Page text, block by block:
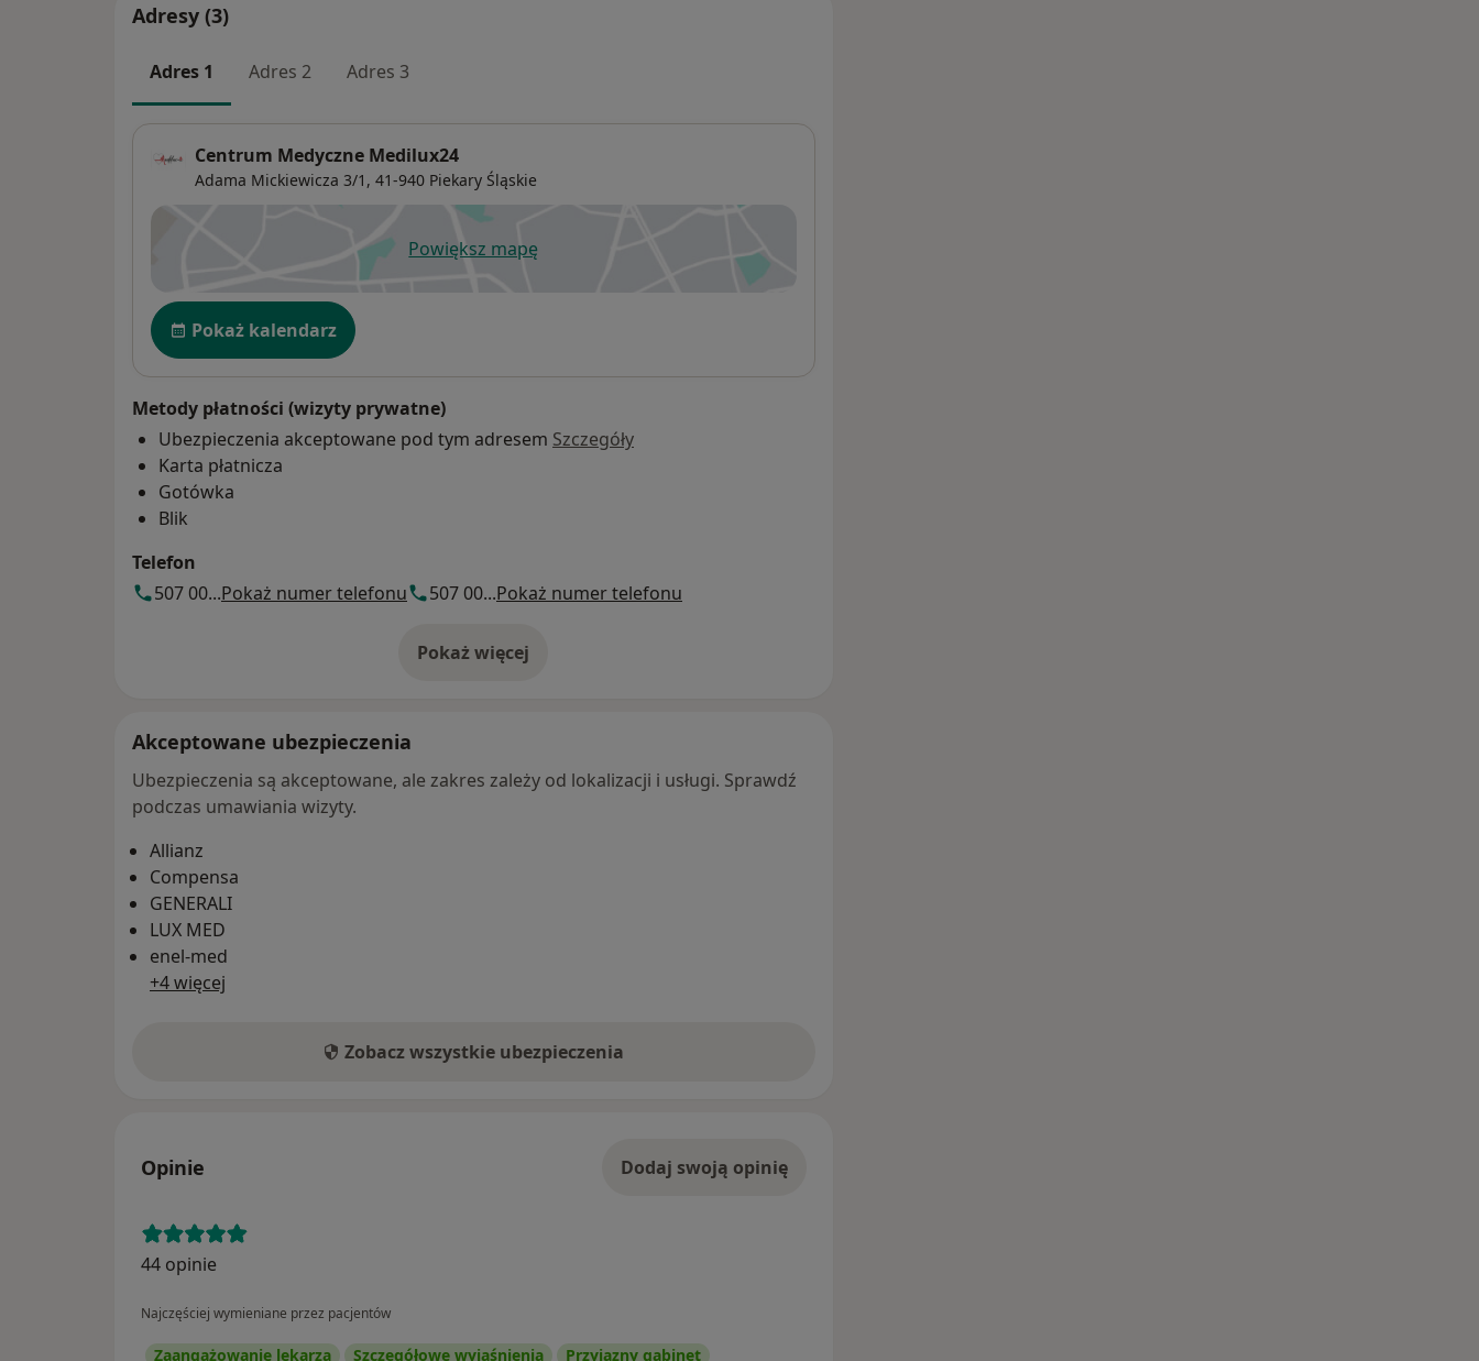
Adresy (3)
Adres 1 Adres 2 Adres 3
Centrum Medyczne Medilux24
Adama Mickiewicza 3/1, 41-940 Piekary Śląskie
Powiększ mapęotwiera się w nowej karcie
Dostępność
Pokaż kalendarz
Metody płatności (wizyty prywatne)
Ubezpieczenia akceptowane pod tym adresem Szczegóły
Karta płatnicza
Gotówka
Blik
Telefon
507 00...Pokaż numer telefonu 507 00...Pokaż numer telefonu
Pokaż więcej
o adresie
Akceptowane ubezpieczenia
Ubezpieczenia są akceptowane, ale zakres zależy od lokalizacji i usługi. Sprawdź
podczas umawiania wizyty.
Allianz
Compensa
GENERALI
LUX MED
enel-med
+4 więcej
Zobacz wszystkie ubezpieczenia
Opinie Dodaj swoją opinię
44 opinie
Najczęściej wymieniane przez pacjentów
Zaangażowanie lekarza Szczegółowe wyjaśnienia Przyjazny gabinet